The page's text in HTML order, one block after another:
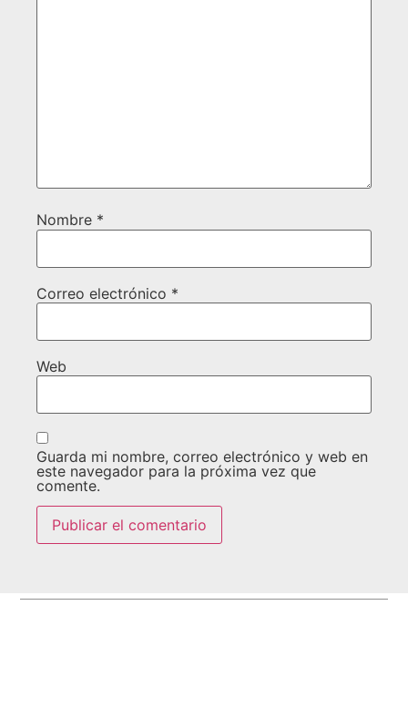
Nombre *
Correo electrónico *
Web
Guarda mi nombre, correo electrónico y web en
este navegador para la próxima vez que
comente.